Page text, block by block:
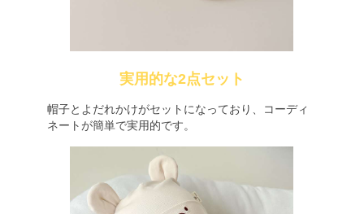
実用的な2点セット
帽子とよだれかけがセットになっており、コーディ
ネートが簡単で実用的です。